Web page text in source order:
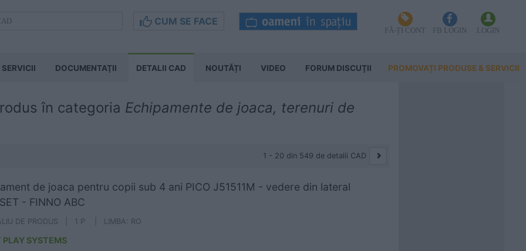
CUM SE FACE
FĂ-ȚI CONT FB LOGIN LOGIN
SERVICII DOCUMENTAŢII DETALII CAD NOUTĂȚI VIDEO FORUM DISCUŢII PROMOVAȚI PRODUSE & SERVICII
în categoria Echipamente de joaca, terenuri de
1 - 20 din 549 de detalii CAD
de joaca pentru copii sub 4 ani PICO J51511M - vedere din lateral
- FINNO ABC
DE PRODUS | 1 P | LIMBA: RO
PLAY SYSTEMS